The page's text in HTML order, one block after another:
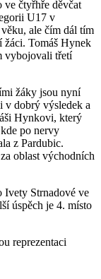
ve čtyřhře děvčat
U17 v
věku, ale čím dál tím
žáci. Tomáš Hynek
vybojovali třetí
žáky jsou nyní
v dobrý výsledek a
Hynkovi, který
po nervy
z Pardubic.
oblast východních
Ivety Strnadové ve
úspěch je 4. místo
reprezentaci